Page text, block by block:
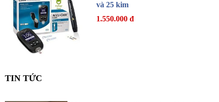
và 25 kim
1.550.000 đ
TIN TỨC